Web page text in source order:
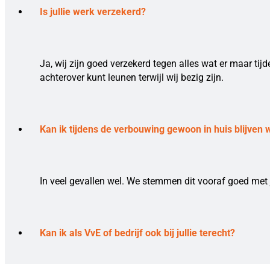
Is jullie werk verzekerd?
Ja, wij zijn goed verzekerd tegen alles wat er maar
achterover kunt leunen terwijl wij bezig zijn.
Kan ik tijdens de verbouwing gewoon in huis blijven
In veel gevallen wel. We stemmen dit vooraf goed
Kan ik als VvE of bedrijf ook bij jullie terecht?